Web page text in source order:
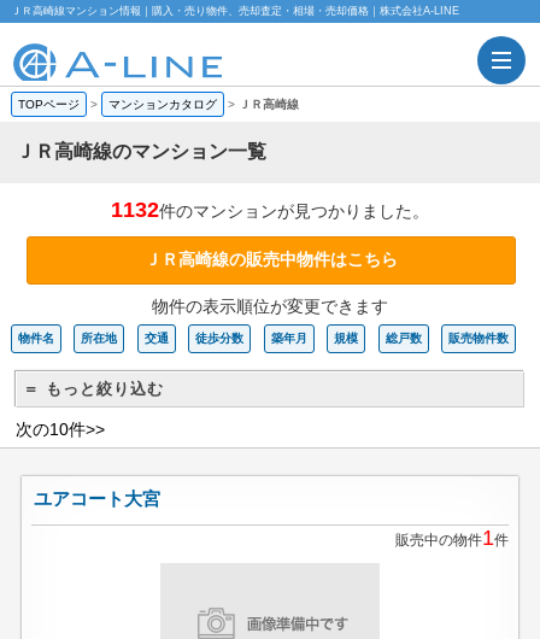
ＪＲ高崎線マンション情報｜購入・売り物件、売却査定・相場・売却価格｜株式会社A-LINE
TOPページ > マンションカタログ > ＪＲ高崎線
ＪＲ高崎線のマンション一覧
1132件のマンションが見つかりました。
ＪＲ高崎線の販売中物件はこちら
物件の表示順位が変更できます
物件名 所在地 交通 徒歩分数 築年月 規模 総戸数 販売物件数
＝ もっと絞り込む
次の10件>>
ユアコート大宮
販売中の物件1件